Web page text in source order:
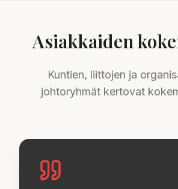
Asiakkaiden
Kuntien, liittojen ja
johtoryhmät kertovat